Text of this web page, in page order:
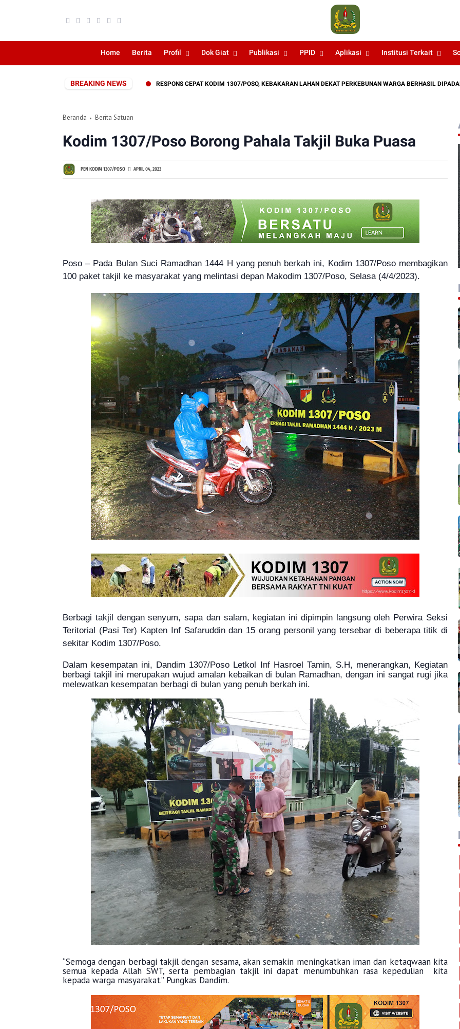
Home Berita Profil Dok Giat Publikasi PPID Aplikasi Institusi Terkait
BREAKING NEWS
1 KODAM XXIII/PALAKA WIRA RESPONS CEPAT KODIM 1307/POSO, KEBAKARAN LAHAN DEKAT PERKEBUNAN WARGA BERHASIL DIPADAMKAN
Beranda Berita Satuan
Kodim 1307/Poso Borong Pahala Takjil Buka Puasa
PEN KODIM 1307/POSO APRIL 04, 2023
Poso – Pada Bulan Suci Ramadhan 1444 H yang penuh berkah ini, Kodim 1307/Poso membagikan
100 paket takjil ke masyarakat yang melintasi depan Makodim 1307/Poso, Selasa (4/4/2023).
Berbagi takjil dengan senyum, sapa dan salam, kegiatan ini dipimpin langsung oleh Perwira Seksi
Teritorial (Pasi Ter) Kapten Inf Safaruddin dan 15 orang personil yang tersebar di beberapa titik di
sekitar Kodim 1307/Poso.
Dalam kesempatan ini, Dandim 1307/Poso Letkol Inf Hasroel Tamin, S.H, menerangkan, Kegiatan
berbagi takjil ini merupakan wujud amalan kebaikan di bulan Ramadhan, dengan ini sangat rugi jika
melewatkan kesempatan berbagi di bulan yang penuh berkah ini.
“Semoga dengan berbagi takjil dengan sesama, akan semakin meningkatkan iman dan ketaqwaan kita
semua kepada Allah SWT, serta pembagian takjil ini dapat menumbuhkan rasa kepedulian kita
kepada warga masyarakat.” Pungkas Dandim.